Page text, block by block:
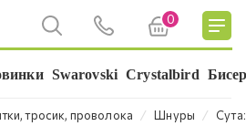
0
Swarovski Crystalbird
тросик, проволока ⁄ Шнуры ⁄